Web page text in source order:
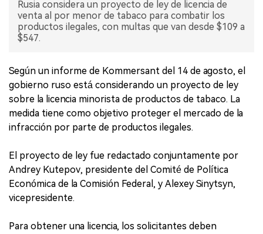
Rusia considera un proyecto de ley de licencia de
venta al por menor de tabaco para combatir los
productos ilegales, con multas que van desde $109 a
$547.
Según un informe de Kommersant del 14 de agosto, el
gobierno ruso está considerando un proyecto de ley
sobre la licencia minorista de productos de tabaco. La
medida tiene como objetivo proteger el mercado de la
infracción por parte de productos ilegales.
El proyecto de ley fue redactado conjuntamente por
Andrey Kutepov, presidente del Comité de Política
Económica de la Comisión Federal, y Alexey Sinytsyn,
vicepresidente.
Para obtener una licencia, los solicitantes deben